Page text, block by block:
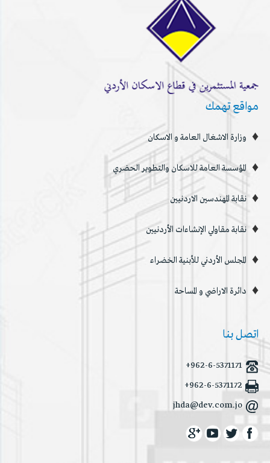
مواقع تهمك
وزارة الاشغال العامة و الاسكان
المؤسسة العامة للاسكان والتطوير الحضري
نقابة المهندسين الاردنيين
نقابة مقاولي الإنشاءات الأردنيين
المجلس الأردني للأبنية الخضراء
دائرة الاراضي و المساحة
اتصل بنا
+962-6-5371171
+962-6-5371172
jhda@dev.com.jo